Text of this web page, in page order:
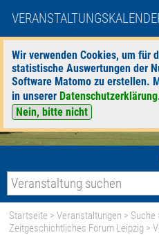
Wir verwenden Cookies, um für
statistische Auswertungen der
Software Matomo zu erstellen.
in unserer Datenschutzerklärung
Nein, bitte nicht
Startseite >Veranstaltungen > Suche
Zeitgeschichtliches Forum Leipzig >